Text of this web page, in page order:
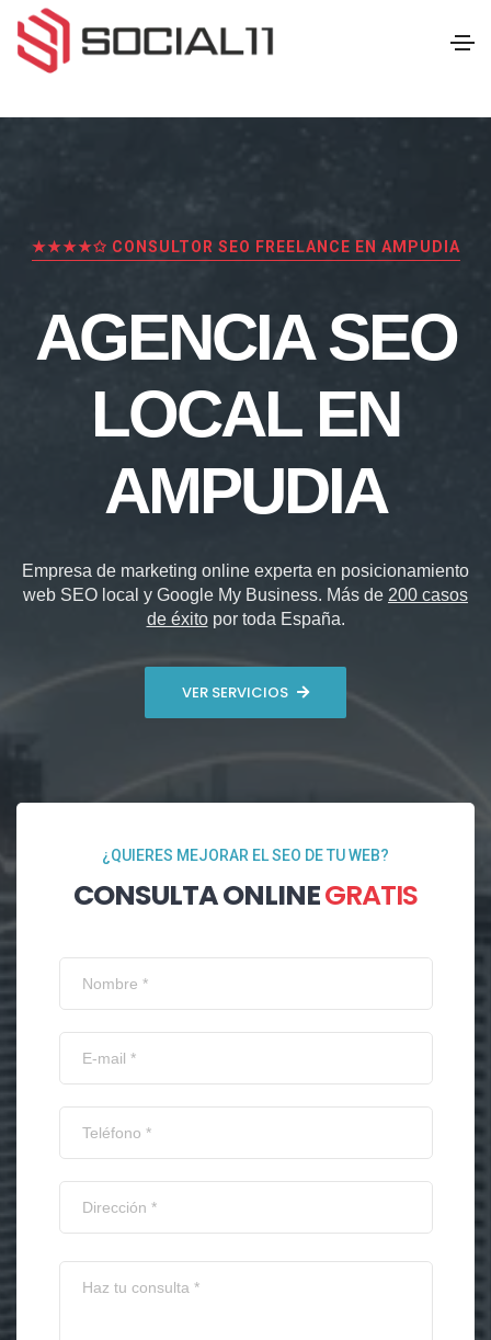
★★★★✩ CONSULTOR SEO FREELANCE EN AMPUDIA
AGENCIA SEO
LOCAL EN
AMPUDIA
Empresa de marketing online experta en posicionamiento
web SEO local y Google My Business. Más de 200 casos
de éxitopor toda España.
VER SERVICIOS
¿QUIERES MEJORAR EL SEO DE TU WEB?
CONSULTA ONLINEGRATIS